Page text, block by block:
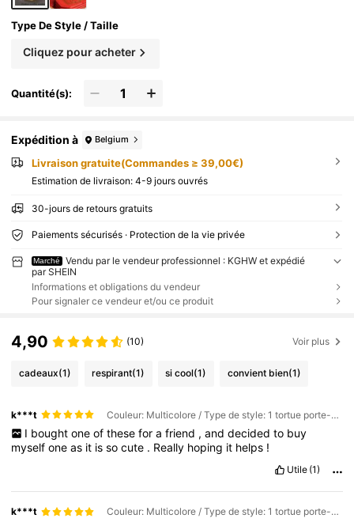
de fer
Type De Style / Taille
Cliquez pour acheter
Quantité(s):
Expédition à Belgium
Livraison gratuite(Commandes ≥ 39,00€)
Estimation de livraison: 4-9 jours ouvrés
30-jours de retours gratuits
Paiements sécurisés · Protection de la vie privée
Marché
Vendu par le vendeur professionnel : KGHW et expédié
par SHEIN
Informations et obligations du vendeur
Pour signaler ce vendeur et/ou ce produit
4,90 (10) Voir plus
cadeaux(1) respirant(1) si cool(1) convient bien(1)
k***t Couleur: Multicolore / Type de style: 1 tortue porte-bonheur / Taille: Taille Unique
I bought one of these for a friend , and decided to buy
myselfoneas it issocute . Really hoping it helps !
Utile (1)
k***t Couleur: Multicolore / Type de style: 1 tortue porte-bonheur / Taille: Taille Unique